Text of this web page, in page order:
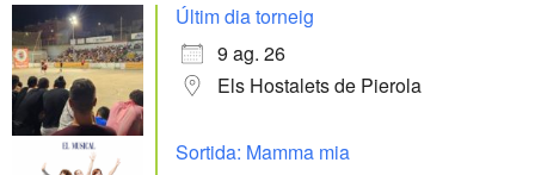
Últim dia torneig
9 ag. 26
Els Hostalets de Pierola
Sortida: Mamma mia